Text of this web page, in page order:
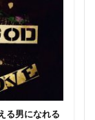
る男になれる